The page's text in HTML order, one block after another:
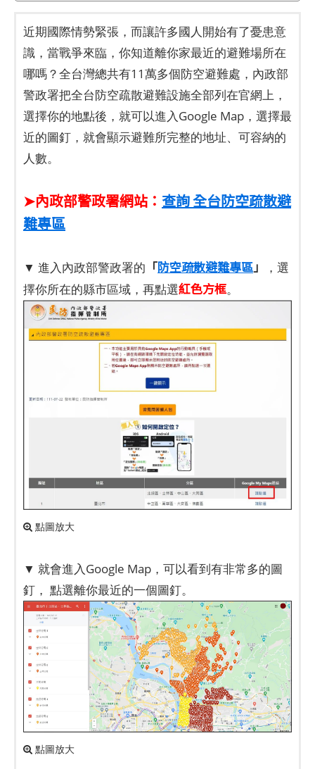
近期國際情勢緊張，而讓許多國人開始有了憂患意
識，當戰爭來臨，你知道離你家最近的避難場所在
哪嗎？全台灣總共有11萬多個防空避難處，內政部
警政署把全台防空疏散避難設施全部列在官網上，
選擇你的地點後，就可以進入Google Map，選擇最
近的圖釘，就會顯示避難所完整的地址、可容納的
人數。
➤內政部警政署網站： 查詢 全台防空疏散避
難專區
▼ 進入內政部警政署的 「防空疏散避難專區」
，選
擇你所在的縣市區域，再點選紅色方框。
點圖放大
▼ 就會進入Google Map，可以看到有非常多的圖
釘， 點選離你最近的一個圖釘。
點圖放大